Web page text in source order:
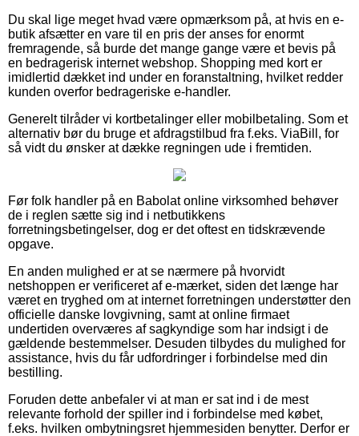
Du skal lige meget hvad være opmærksom på, at hvis en e-
butik afsætter en vare til en pris der anses for enormt
fremragende, så burde det mange gange være et bevis på
en bedragerisk internet webshop. Shopping med kort er
imidlertid dækket ind under en foranstaltning, hvilket redder
kunden overfor bedrageriske e-handler.
Generelt tilråder vi kortbetalinger eller mobilbetaling. Som et
alternativ bør du bruge et afdragstilbud fra f.eks. ViaBill, for
så vidt du ønsker at dække regningen ude i fremtiden.
Før folk handler på en Babolat online virksomhed behøver
de i reglen sætte sig ind i netbutikkens
forretningsbetingelser, dog er det oftest en tidskrævende
opgave.
En anden mulighed er at se nærmere på hvorvidt
netshoppen er verificeret af e-mærket, siden det længe har
været en tryghed om at internet forretningen understøtter den
officielle danske lovgivning, samt at online firmaet
undertiden overværes af sagkyndige som har indsigt i de
gældende bestemmelser. Desuden tilbydes du mulighed for
assistance, hvis du får udfordringer i forbindelse med din
bestilling.
Foruden dette anbefaler vi at man er sat ind i de mest
relevante forhold der spiller ind i forbindelse med købet,
f.eks. hvilken ombytningsret hjemmesiden benytter. Derfor er